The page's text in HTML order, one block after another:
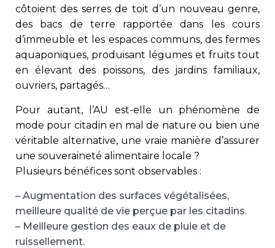
côtoient des serres de toit d’un nouveau genre,
des bacs de terre rapportée dans les cours
d’immeuble et les espaces communs, des fermes
aquaponiques, produisant légumes et fruits tout
en élevant des poissons, des jardins familiaux,
ouvriers, partagés…
Pour autant, l’AU est-elle un phénomène de
mode pour citadin en mal de nature ou bien une
véritable alternative, une vraie manière d’assurer
une souveraineté alimentaire locale ?
Plusieurs bénéfices sont observables :
– Augmentation des surfaces végétalisées,
meilleure qualité de vie perçue par les citadins.
– Meilleure gestion des eaux de pluie et de
ruissellement.